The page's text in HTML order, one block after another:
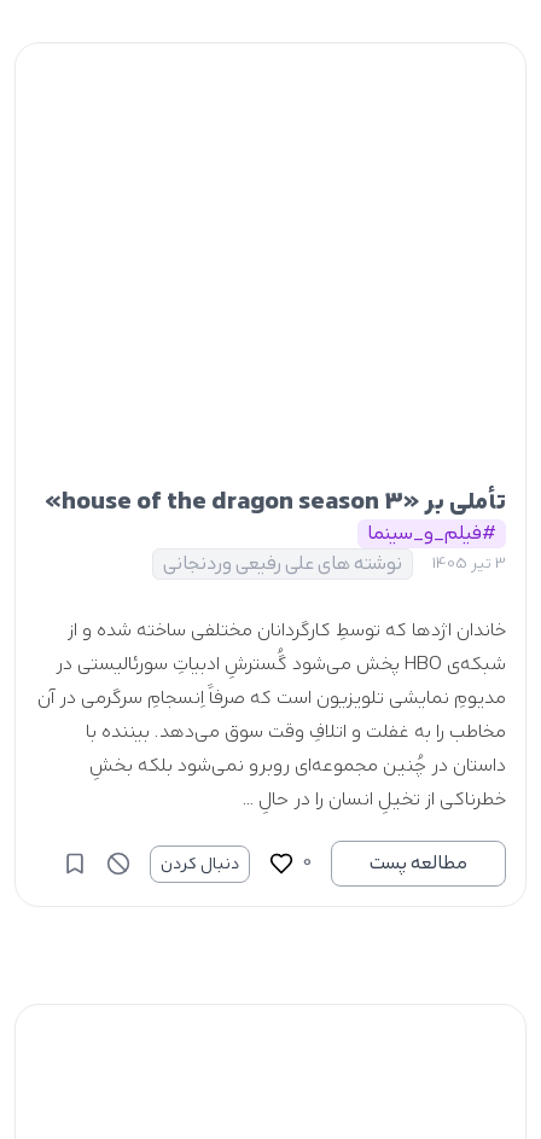
تأملی بر «house of the dragon season 3»
#فیلم_و_سینما
3 تیر 1405 نوشته های علی رفیعی وردنجانی
خاندان اژدها که توسطِ کارگردانان مختلفی ساخته شده و از
شبکه‌ی HBO پخش می‌شود گُسترشِ ادبیاتِ سورئالیستی در
مدیومِ نمایشی تلویزیون است که صرفاً اِنسجامِ سرگرمی در آن
مخاطب را به غفلت و اتلافِ وقت سوق می‌دهد. بیننده با
داستان در چُنین مجموعه‌ای روبرو نمی‌شود بلکه بخشِ
خطرناکی از تخیلِ انسان را در حالِ ...
مطالعه پست
0 دنبال کردن